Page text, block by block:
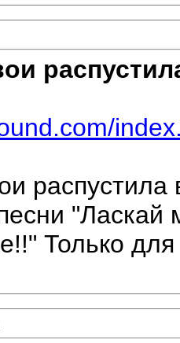
распустила
Только